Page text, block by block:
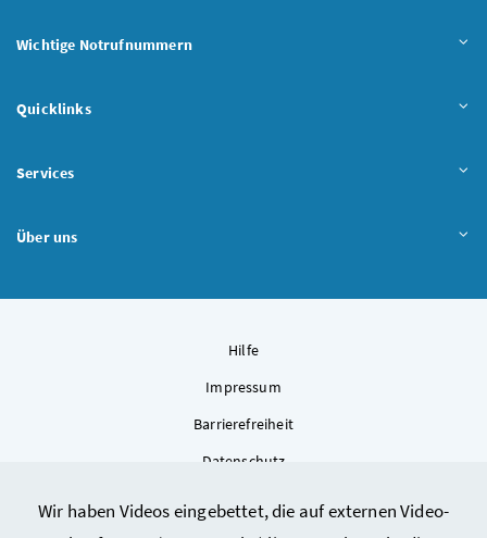
Wir haben Videos eingebettet, die auf externen Video-
Wichtige Notrufnummern
Quicklinks
Services
Über uns
Hilfe
Impressum
Barrierefreiheit
Datenschutz